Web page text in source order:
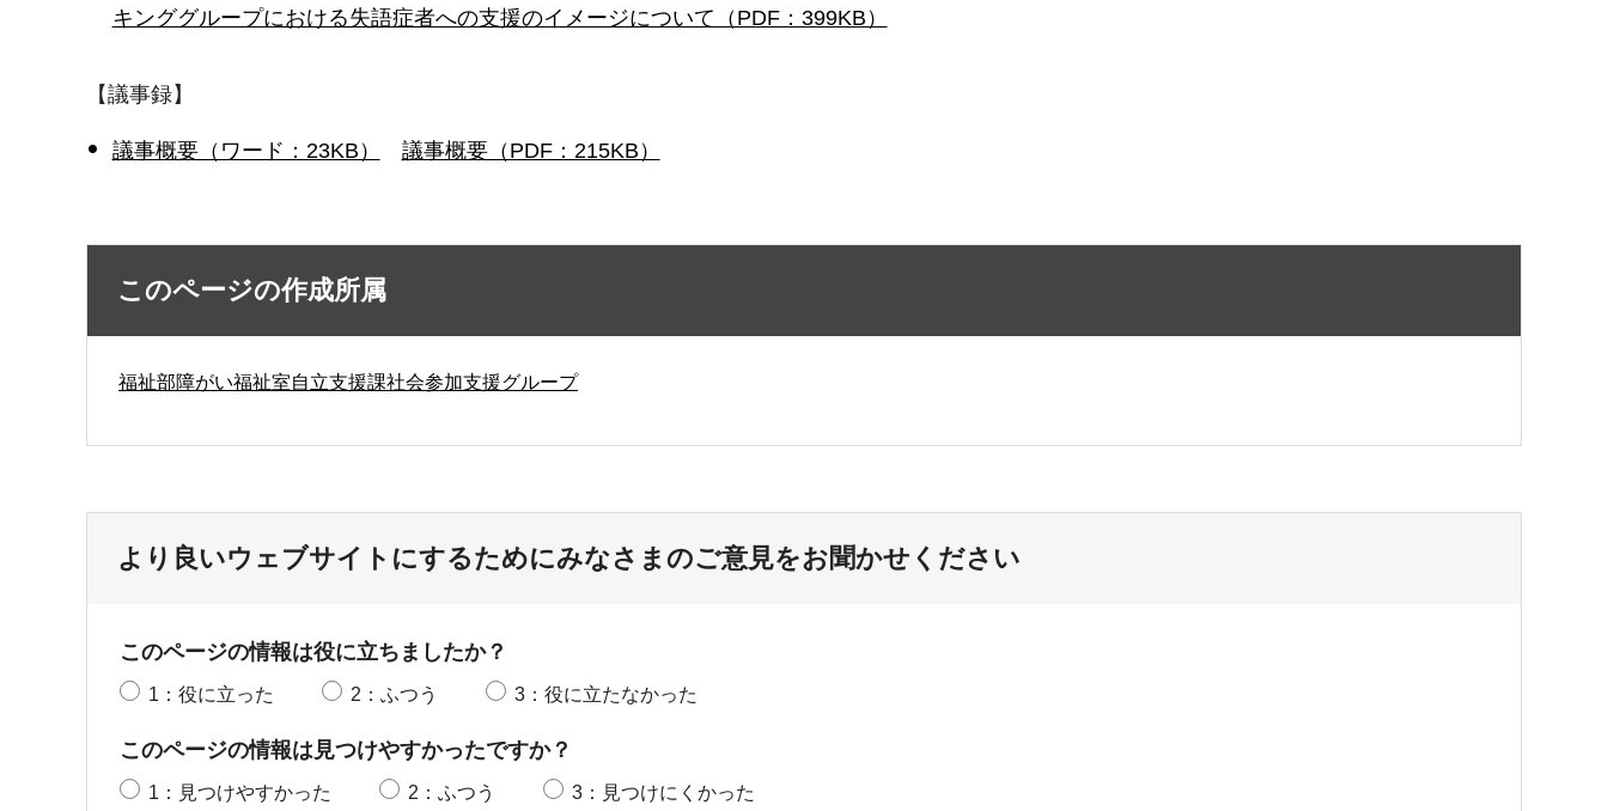
キンググループにおける失語症者への支援のイメージについて（PDF：399KB）
【議事録】
議事概要（ワード：23KB） 議事概要（PDF：215KB）
このページの作成所属
福祉部障がい福祉室自立支援課社会参加支援グループ
より良いウェブサイトにするためにみなさまのご意見をお聞かせください
このページの情報は役に立ちましたか？
1：役に立った 2：ふつう 3：役に立たなかった
このページの情報は見つけやすかったですか？
1：見つけやすかった 2：ふつう 3：見つけにくかった